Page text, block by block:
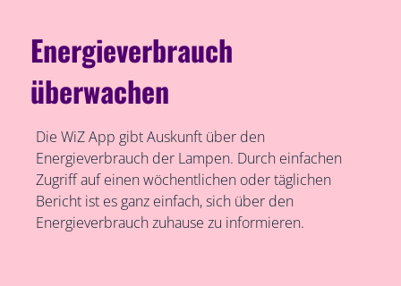
Energieverbrauch
überwachen
Die WiZ App gibt Auskunft über den
Energieverbrauch der Lampen. Durch einfachen
Zugriff auf einen wöchentlichen oder täglichen
Bericht ist es ganz einfach, sich über den
Energieverbrauch zuhause zu informieren.